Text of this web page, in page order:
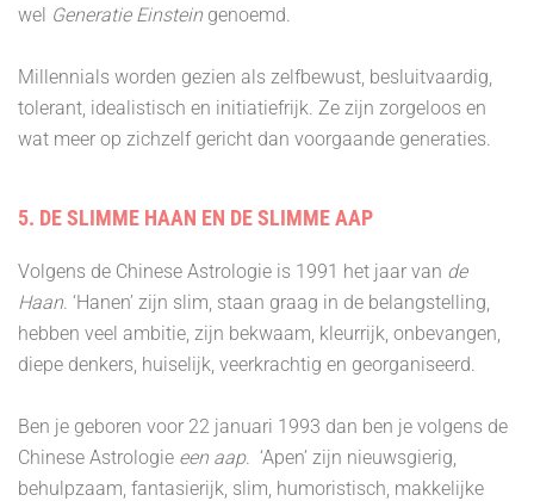
wel Generatie Einstein genoemd.
Millennials worden gezien als zelfbewust, besluitvaardig,
tolerant, idealistisch en initiatiefrijk. Ze zijn zorgeloos en
wat meer op zichzelf gericht dan voorgaande generaties.
5. DE SLIMME HAAN EN DE SLIMME AAP
Volgens de Chinese Astrologie is 1991 het jaar van de
Haan. ‘Hanen’ zijn slim, staan graag in de belangstelling,
hebben veel ambitie, zijn bekwaam, kleurrijk, onbevangen,
diepe denkers, huiselijk, veerkrachtig en georganiseerd.
Ben je geboren voor 22 januari 1993 dan ben je volgens de
Chinese Astrologie een aap. ‘Apen’ zijn nieuwsgierig,
behulpzaam, fantasierijk, slim, humoristisch, makkelijke